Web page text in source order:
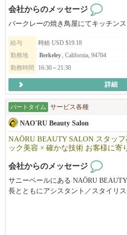
会社からのメッセージ
バークレーの焼き鳥屋にてキッチン
給与
時給 USD $19.18
勤務地
Berkeley , California, 94704
勤務時間
16:30～21:30
詳細
パートタイム サービス各種
NAO'RU Beauty Salon
NAŌRU BEAUTY SALON スタッ
ック美容 × 確かな技術 お客様に寄
会社からのメッセージ
サニーベールにある NAŌRU
長とともにアシスタント／スタイリ